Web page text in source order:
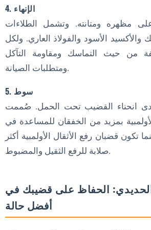
4. الإنهاء
مظهره ومتانته. وتشمل الطلاءات
والأكسيد الأسود والفولاذ العاري. ولكل
من حيث التماسك ومقاومة التآكل
ومتطلبات الصيانة.
5. سوط
انحناء القضيب تحت الحمل. صُممت
بمزيد من الخفقان للمساعدة في
تكون قضبان رفع الأثقال الأولمبية أكثر
صلابة للرفع الثقيل والمضبوط.
الحفاظ على قضيبك في
أفضل حالة